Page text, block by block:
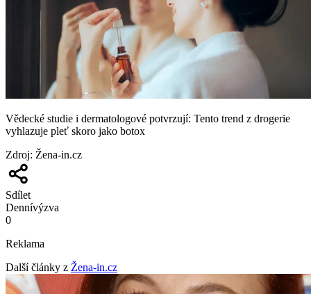
Vědecké studie i dermatologové potvrzují: Tento trend z drogerie
vyhlazuje pleť skoro jako botox
Zdroj: Žena-in.cz
Sdílet
Dennívýzva
0
Reklama
Další články z Žena-in.cz